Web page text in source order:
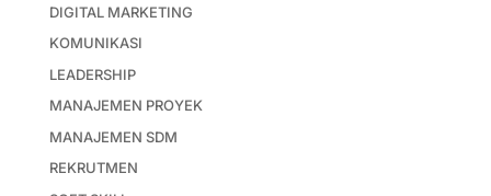
DIGITAL MARKETING
KOMUNIKASI
LEADERSHIP
MANAJEMEN PROYEK
MANAJEMEN SDM
REKRUTMEN